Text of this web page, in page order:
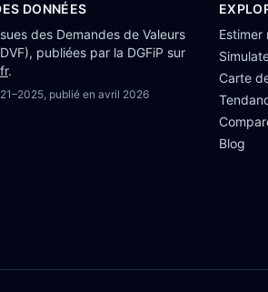
DONNÉES
des Demandes de Valeurs
publiées par la DGFiP sur
.
, publié en avril 2026
Estimer
Carte
Blog